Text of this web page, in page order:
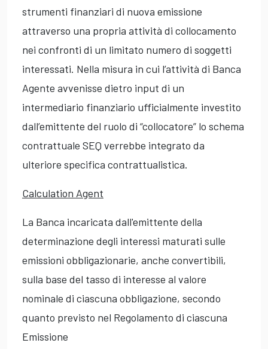
strumenti finanziari di nuova emissione
attraverso una propria attività di collocamento
nei confronti di un limitato numero di soggetti
interessati. Nella misura in cui l’attività di Banca
Agente avvenisse dietro input di un
intermediario finanziario ufficialmente investito
dall’emittente del ruolo di “collocatore” lo schema
contrattuale SEQ verrebbe integrato da
ulteriore specifica contrattualistica.
Calculation Agent
La Banca incaricata dall'emittente della
determinazione degli interessi maturati sulle
emissioni obbligazionarie, anche convertibili,
sulla base del tasso di interesse al valore
nominale di ciascuna obbligazione, secondo
quanto previsto nel Regolamento di ciascuna
Emissione